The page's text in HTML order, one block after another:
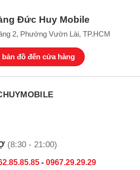
tại trung tâm ủy quyền của Apple, lỗi là 1
khách hàng yên tâm sử dụng lâu dài.
Đức Huy Mobile
2, Phường Vườn Lài, TP.HCM
bản đồ đến cửa hàng
(8:30 - 21:00)
- 0967.29.29.29